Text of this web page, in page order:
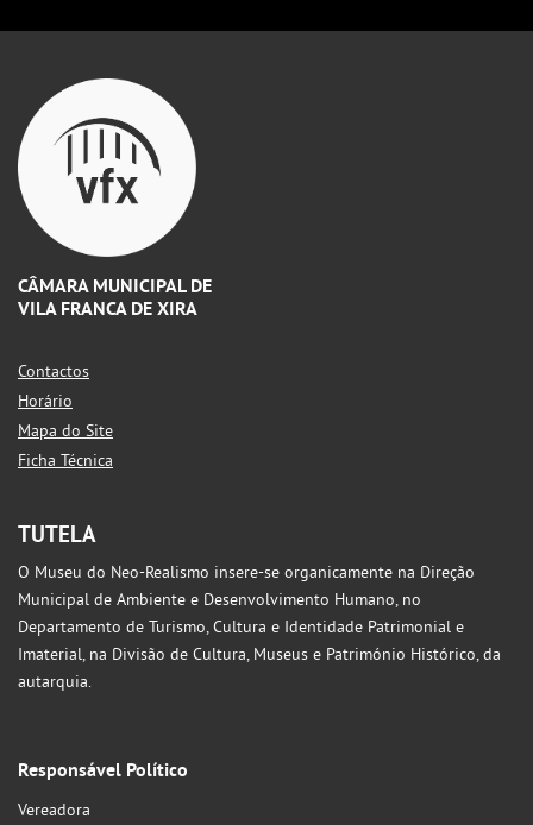
CÂMARA MUNICIPAL DE
VILA FRANCA DE XIRA
Contactos
Horário
Mapa do Site
Ficha Técnica
TUTELA
O Museu do Neo-Realismo insere-se organicamente na Direção
Municipal de Ambiente e Desenvolvimento Humano, no
Departamento de Turismo, Cultura e Identidade Patrimonial e
Imaterial, na Divisão de Cultura, Museus e Património Histórico, da
autarquia.
Responsável Político
Vereadora